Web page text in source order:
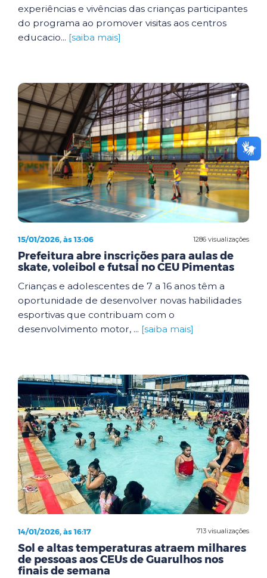
experiências e vivências das crianças participantes
do programa ao promover visitas aos centros
educacio... [saiba mais]
1286 visualizações
15/01/2026, às 13:06
Prefeitura abre inscrições para aulas de
skate, voleibol e futsal no CEU Pimentas
Crianças e adolescentes de 7 a 16 anos têm a
oportunidade de desenvolver novas habilidades
esportivas que contribuam com o
desenvolvimento motor, ... [saiba mais]
713 visualizações
14/01/2026, às 16:17
Sol e altas temperaturas atraem milhares
de pessoas aos CEUs de Guarulhos nos
finais de semana